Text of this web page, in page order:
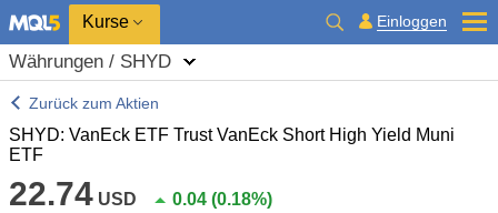
Kurse Einloggen
Währungen / SHYD
Zurück zum Aktien
SHYD: VanEck ETF Trust VanEck Short High Yield Muni
ETF
22.74 USD 0.04 (0.18%)